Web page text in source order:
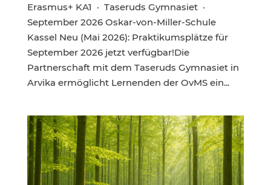
Erasmus+ KA1 · Taseruds Gymnasiet ·
September 2026 Oskar-von-Miller-Schule
Kassel Neu (Mai 2026): Praktikumsplätze für
September 2026 jetzt verfügbar!Die
Partnerschaft mit dem Taseruds Gymnasiet in
Arvika ermöglicht Lernenden der OvMS ein...